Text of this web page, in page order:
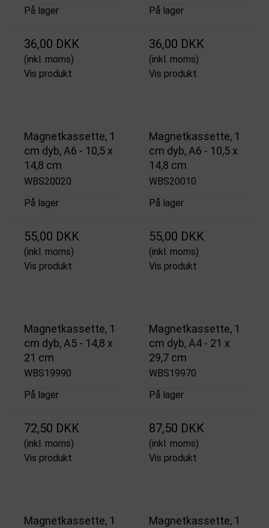
På lager
36,00 DKK
(inkl. moms)
Vis produkt
På lager
36,00 DKK
(inkl. moms)
Vis produkt
Magnetkassette, 1
cm dyb, A6 - 10,5 x
14,8 cm
WBS20020
På lager
55,00 DKK
(inkl. moms)
Vis produkt
Magnetkassette, 1
cm dyb, A6 - 10,5 x
14,8 cm
WBS20010
På lager
55,00 DKK
(inkl. moms)
Vis produkt
Magnetkassette, 1
cm dyb, A5 - 14,8 x
21 cm
WBS19990
På lager
72,50 DKK
(inkl. moms)
Vis produkt
Magnetkassette, 1
cm dyb, A4 - 21 x
29,7 cm
WBS19970
På lager
87,50 DKK
(inkl. moms)
Vis produkt
Magnetkassette, 1
Magnetkassette, 1